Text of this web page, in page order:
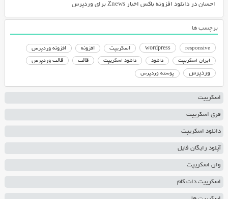
احساندر دانلود افزونه باکس اخبار Znews برای وردپرس
برچسب ها
responsive
wordpress اسکریپت افزونه افزونه وردپرس
ایران اسکریپت دانلود دانلود اسکریپت قالب قالب وردپرس
وردپرس پوسته وردپرس
اسکریپت
فری اسکریپت
دانلود اسکریپت
آپلود رایگان فایل
وان اسکریپت
اسکریپت دات کام